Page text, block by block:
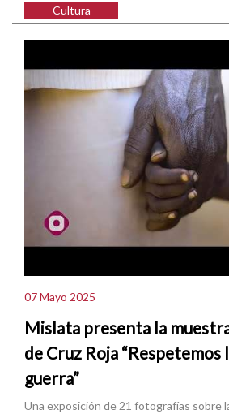
Cultura
07 Mayo 2025
Mislata presenta la
de Cruz Roja “Respetemos
guerra”
Una exposición de 21 fotografías sobre